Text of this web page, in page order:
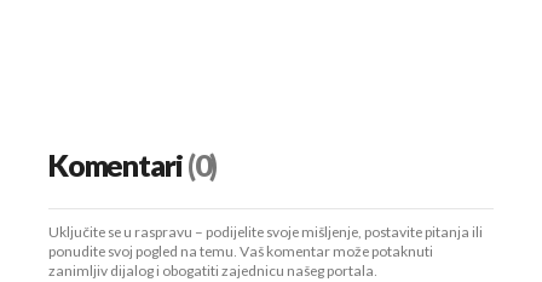
Komentari(0)
Uključite se u raspravu – podijelite svoje mišljenje, postavite pitanja ili
ponudite svoj pogled na temu. Vaš komentar može potaknuti
zanimljiv dijalog i obogatiti zajednicu našeg portala.